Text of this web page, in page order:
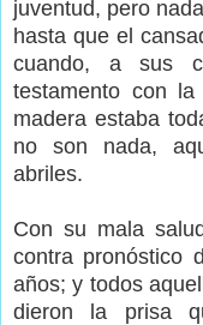
juventud, pero
hasta que el
cuando, a sus
testamento con
madera estaba
no son nada,
abriles.
Con su mala
contra pronóstico
años; y todos
dieron la prisa